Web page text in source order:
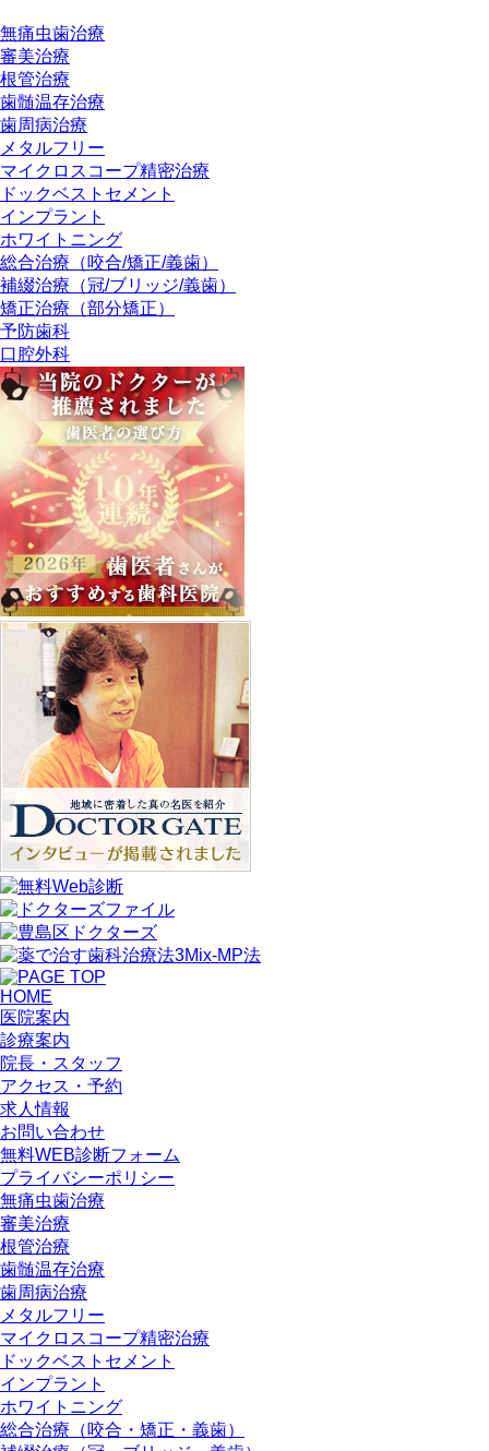
無痛虫歯治療
審美治療
根管治療
歯髄温存治療
歯周病治療
メタルフリー
マイクロスコープ精密治療
ドックベストセメント
インプラント
ホワイトニング
総合治療（咬合/矯正/義歯）
補綴治療（冠/ブリッジ/義歯）
矯正治療（部分矯正）
予防歯科
口腔外科
HOME
医院案内
診療案内
院長・スタッフ
アクセス・予約
求人情報
お問い合わせ
無料WEB診断フォーム
プライバシーポリシー
無痛虫歯治療
審美治療
根管治療
歯髄温存治療
歯周病治療
メタルフリー
マイクロスコープ精密治療
ドックベストセメント
インプラント
ホワイトニング
総合治療（咬合・矯正・義歯）